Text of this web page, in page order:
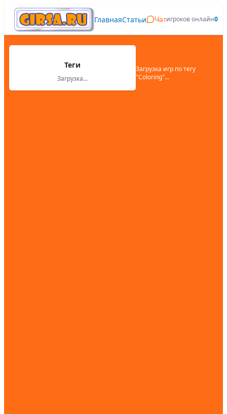
ГлавнаяСтатьи Чатигроков онлайн0
Теги
Загрузка...
Загрузка игр по тегу
"Coloring"...